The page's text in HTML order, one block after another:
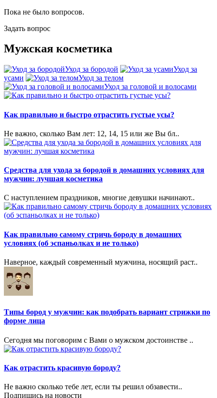
Пока не было вопросов.
Задать вопрос
Мужская косметика
Уход за бородой
Уход за
усами
Уход за телом
Уход за головой и волосами
Как правильно и быстро отрастить густые усы?
Не важно, сколько Вам лет: 12, 14, 15 или же Вы бл..
Средства для ухода за бородой в домашних условиях для
мужчин: лучшая косметика
С наступлением праздников, многие девушки начинают..
Как правильно самому стричь бороду в домашних
условиях (об эспаньолках и не только)
Наверное, каждый современный мужчина, носящий раст..
Типы бород у мужчин: как подобрать вариант стрижки по
форме лица
Сегодня мы поговорим с Вами о мужском достоинстве ..
Как отрастить красивую бороду?
Не важно сколько тебе лет, если ты решил обзавести..
Подпишись на новости